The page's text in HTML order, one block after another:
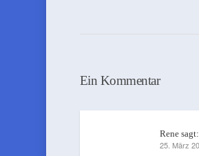
Ein Kommentar
Rene sagt:
25. März